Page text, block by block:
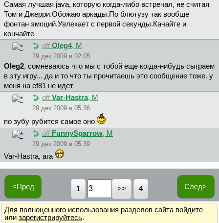
Самая лучшая java, которую когда-либо встречал, не считая
Том и Джерри.Обожаю аркады.По блютузу так вообще
фонтан эмоций.Увлекает с первой секунды.Качайте и
кончайте
off Oleg4, М
29 дек 2009 в 02:05
Oleg2, сомневаюсь что мы с тобой еще когда-нибудь сыграем
в эту игру... да и то что ты прочитаешь это сообщение тоже. у
меня на ef81 не идет
off Var-Hastra, М
29 дек 2009 в 05:36
по зубу рубится самое оно
off FunnySparrow, М
29 дек 2009 в 05:39
Var-Hastra, ага
<Пред След>
1 4
Для полноценного использования разделов сайта войдите
или зарегистрируйтесь.